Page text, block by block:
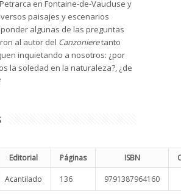
en Fontaine-de-Vaucluse y
paisajes y escenarios
algunas de las preguntas
al autor del Canzonieretanto
inquietando a nosotros: ¿por
la soledad en la naturaleza?, ¿de
Editorial Páginas ISBN
Acantilado 136 9791387964160